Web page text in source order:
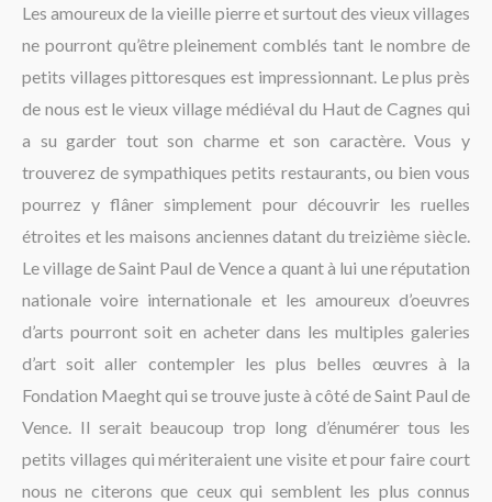
Les amoureux de la vieille pierre et surtout des vieux villages
ne pourront qu’être pleinement comblés tant le nombre de
petits villages pittoresques est impressionnant. Le plus près
de nous est le vieux village médiéval du Haut de Cagnes qui
a su garder tout son charme et son caractère. Vous y
trouverez de sympathiques petits restaurants, ou bien vous
pourrez y flâner simplement pour découvrir les ruelles
étroites et les maisons anciennes datant du treizième siècle.
Le village de Saint Paul de Vence a quant à lui une réputation
nationale voire internationale et les amoureux d’oeuvres
d’arts pourront soit en acheter dans les multiples galeries
d’art soit aller contempler les plus belles œuvres à la
Fondation Maeght qui se trouve juste à côté de Saint Paul de
Vence. Il serait beaucoup trop long d’énumérer tous les
petits villages qui mériteraient une visite et pour faire court
nous ne citerons que ceux qui semblent les plus connus